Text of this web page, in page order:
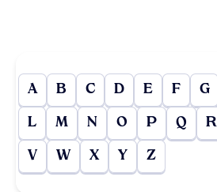
A B C D E F G
L M N O P Q R
V W X Y Z